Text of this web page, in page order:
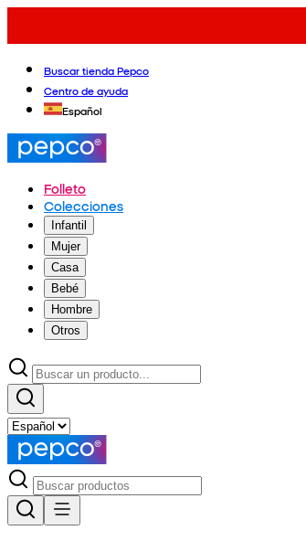
Buscar tienda Pepco
Centro de ayuda
Español
Folleto
Colecciones
Infantil
Mujer
Casa
Bebé
Hombre
Otros